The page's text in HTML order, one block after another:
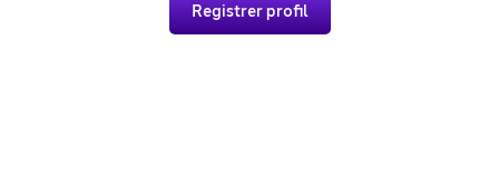
Registrer profil